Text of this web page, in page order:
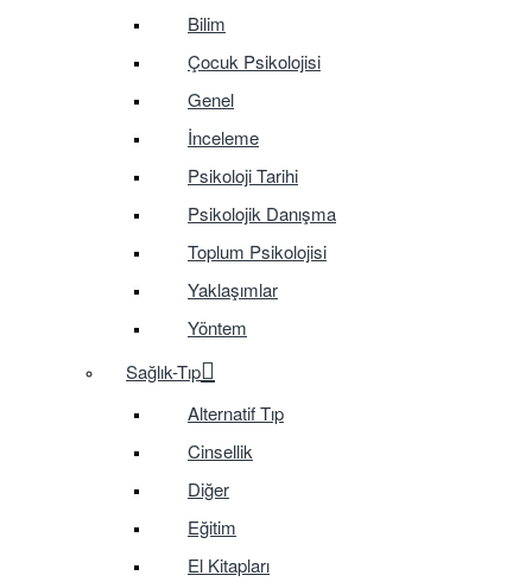
Bilim
Çocuk Psikolojisi
Genel
İnceleme
Psikoloji Tarihi
Psikolojik Danışma
Toplum Psikolojisi
Yaklaşımlar
Yöntem
Sağlık-Tıp
Alternatif Tıp
Cinsellik
Diğer
Eğitim
El Kitapları